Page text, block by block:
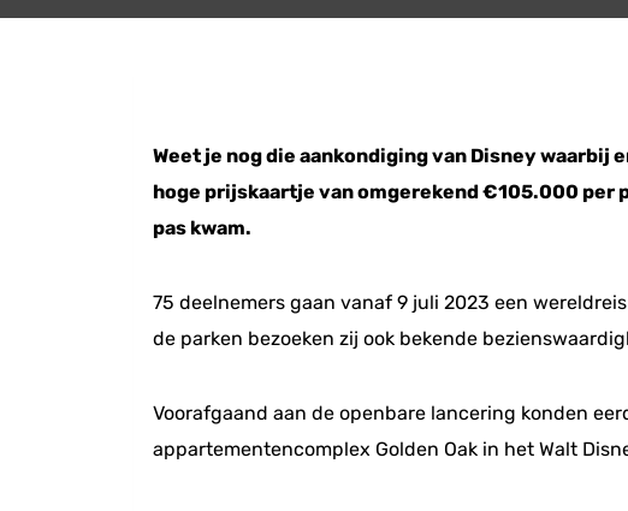
Weet je nog die aankondiging van Disney
hoge prijskaartje van omgerekend €105.000 per
pas kwam.
75 deelnemers gaan vanaf 9 juli 2023 een
de parken bezoeken zij ook bekende
Voorafgaand aan de openbare lancering konden
appartementencomplex Golden Oak in het Walt